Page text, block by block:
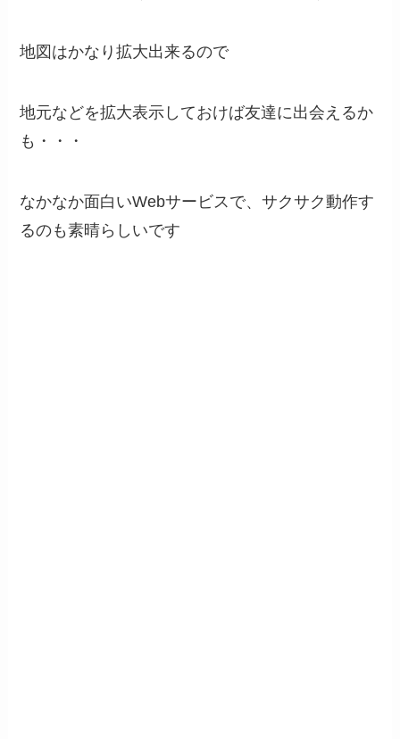
地図はかなり拡大出来るので
地元などを拡大表示しておけば友達に出会えるか
も・・・
なかなか面白いWebサービスで、サクサク動作す
るのも素晴らしいです